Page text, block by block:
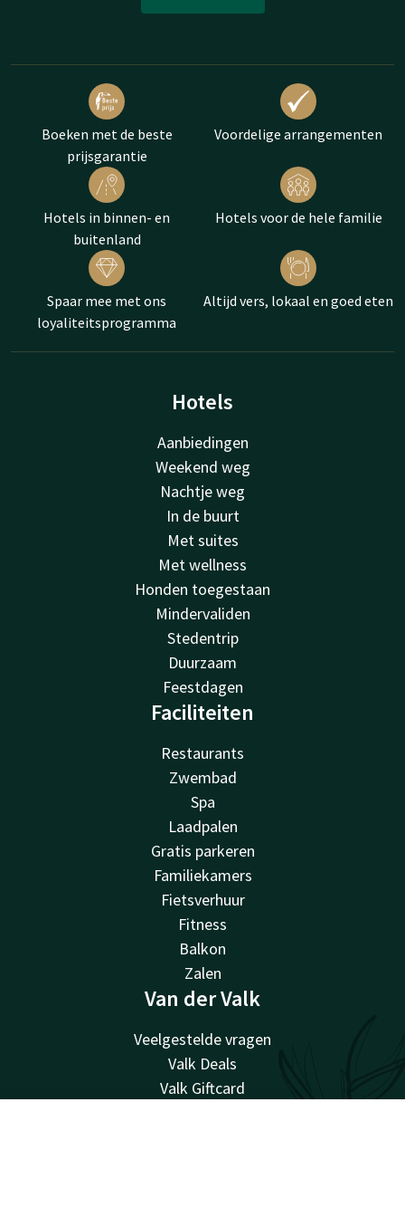
Boeken met de beste
prijsgarantie
Voordelige arrangementen
Hotels in binnen- en
buitenland
Hotels voor de hele familie
Spaar mee met ons
loyaliteitsprogramma
Altijd vers, lokaal en goed eten
Hotels
Aanbiedingen
Weekend weg
Nachtje weg
In de buurt
Met suites
Met wellness
Honden toegestaan
Mindervaliden
Stedentrip
Duurzaam
Feestdagen
Faciliteiten
Restaurants
Zwembad
Spa
Laadpalen
Gratis parkeren
Familiekamers
Fietsverhuur
Fitness
Balkon
Zalen
Van der Valk
Veelgestelde vragen
Valk Deals
Valk Giftcard